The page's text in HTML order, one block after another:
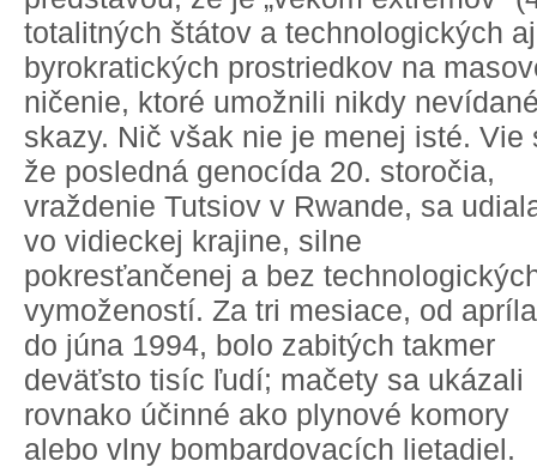
totalitných štátov a technologických aj
byrokratických prostriedkov na
ničenie, ktoré umožnili nikdy
skazy. Nič však nie je menej isté. Vie
že posledná genocída 20. storočia,
vraždenie Tutsiov v Rwande, sa
vo vidieckej krajine, silne
pokresťančenej a bez
vymožeností. Za tri mesiace, od apríla
do júna 1994, bolo zabitých takmer
deväťsto tisíc ľudí; mačety sa ukázali
rovnako účinné ako plynové komory
alebo vlny bombardovacích lietadiel.